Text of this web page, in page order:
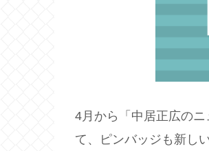
4月から「中居正広の
て、ピンバッジも新し